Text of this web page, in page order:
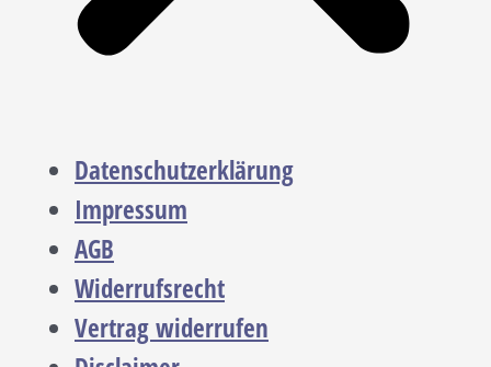
Datenschutzerklärung
Impressum
AGB
Widerrufsrecht
Vertrag widerrufen